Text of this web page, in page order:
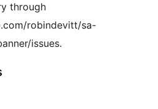
through
robindevitt/sa-
issues.